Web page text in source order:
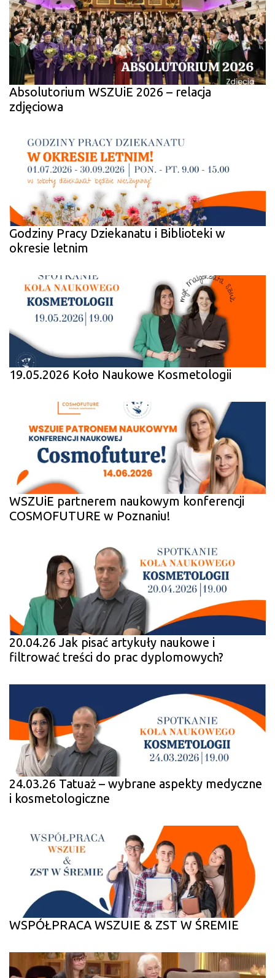
Absolutorium WSZUiE 2026 – relacja
zdjęciowa
Godziny Pracy Dziekanatu i Biblioteki w
okresie letnim
19.05.2026 Koło Naukowe Kosmetologii
WSZUiE partnerem naukowym konferencji
COSMOFUTURE w Poznaniu!
20.04.26 Jak pisać artykuły naukowe i
filtrować treści do prac dyplomowych?
24.03.26 Tatuaż – wybrane aspekty medyczne
i kosmetologiczne
WSPÓŁPRACA WSZUIE & ZST W ŚREMIE